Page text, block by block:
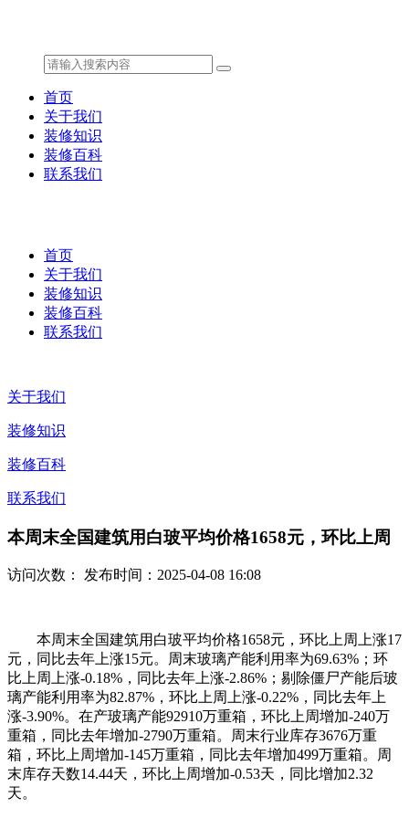
首页
关于我们
装修知识
装修百科
联系我们
首页
关于我们
装修知识
装修百科
联系我们
关于我们
装修知识
装修百科
联系我们
本周末全国建筑用白玻平均价格1658元，环比上周
访问次数： 发布时间：2025-04-08 16:08
本周末全国建筑用白玻平均价格1658元，环比上周上涨17
元，同比去年上涨15元。周末玻璃产能利用率为69.63%；环
比上周上涨-0.18%，同比去年上涨-2.86%；剔除僵尸产能后玻
璃产能利用率为82.87%，环比上周上涨-0.22%，同比去年上
涨-3.90%。在产玻璃产能92910万重箱，环比上周增加-240万
重箱，同比去年增加-2790万重箱。周末行业库存3676万重
箱，环比上周增加-145万重箱，同比去年增加499万重箱。周
末库存天数14.44天，环比上周增加-0.53天，同比增加2.32
天。